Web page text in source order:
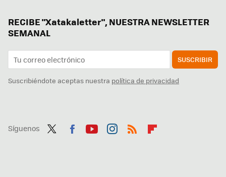
RECIBE "Xatakaletter", NUESTRA NEWSLETTER
SEMANAL
SUSCRIBIR
Suscribiéndote aceptas nuestra política de privacidad
Síguenos